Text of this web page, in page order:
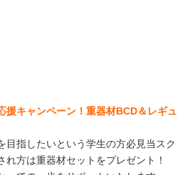
援キャンペーン！重器材BCD＆レギュ
目指したいという学生の方必見当スク
れ方は重器材セットをプレゼント！